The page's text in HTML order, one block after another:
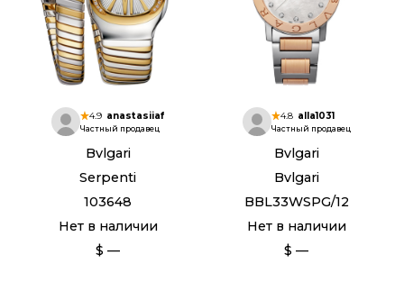
4.9 anastasiiaf
Частный продавец
Bvlgari
Serpenti
103648
Нет в наличии
$ —
4.8 alla1031
Частный продавец
Bvlgari
Bvlgari
BBL33WSPG/12
Нет в наличии
$ —